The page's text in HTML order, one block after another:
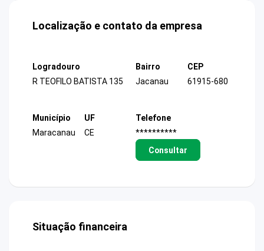
Localização e contato da empresa
Logradouro
R TEOFILO BATISTA 135
Bairro
Jacanau
CEP
61915-680
Município
Maracanau
UF
CE
Telefone
**********
Consultar
Situação financeira